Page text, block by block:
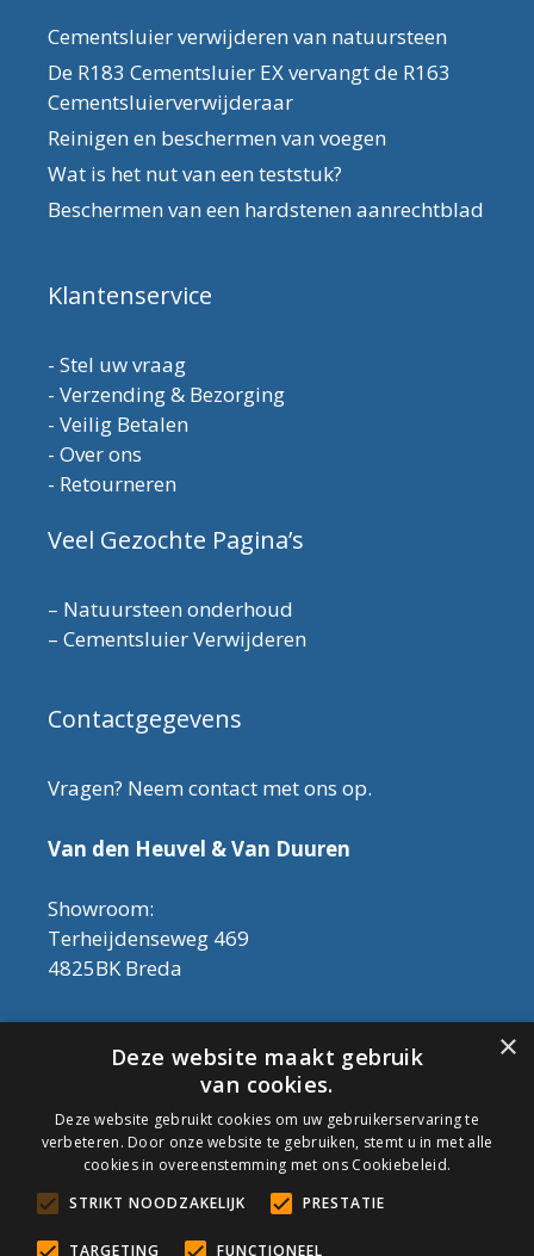
Cementsluier verwijderen van natuursteen
De R183 Cementsluier EX vervangt de R163
Cementsluierverwijderaar
Reinigen en beschermen van voegen
Wat is het nut van een teststuk?
Beschermen van een hardstenen aanrechtblad
Klantenservice
- Stel uw vraag
- Verzending & Bezorging
- Veilig Betalen
- Over ons
- Retourneren
Veel Gezochte Pagina’s
– Natuursteen onderhoud
– Cementsluier Verwijderen
Contactgegevens
Vragen? Neem contact met ons op.
Van den Heuvel & Van Duuren
Showroom:
Terheijdenseweg 469
4825BK Breda
Let op! Onderhoudsproducten zijn nu af te
halen in de showroom. Er kan alleen met
contant geld betaald worden, dus geen pin.
Tel: 076-3030554
Email: info@onderhoudshop.nl
KVK: 59667419
Algemene Voorwaarden
×
Deze website maakt gebruik
van cookies.
Deze website gebruikt cookies om uw gebruikerservaring te
verbeteren. Door onze website te gebruiken, stemt u in met alle
cookies in overeenstemming met ons Cookiebeleid.
STRIKT NOODZAKELIJK
PRESTATIE
TARGETING FUNCTIONEEL